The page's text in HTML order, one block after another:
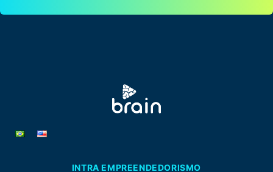
INTRA EMPREENDEDORISMO